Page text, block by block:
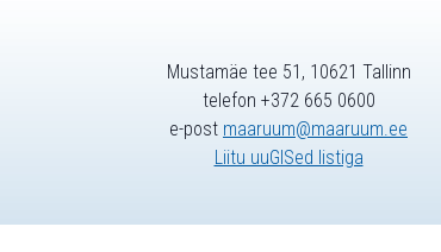
Mustamäe tee 51, 10621 Tallinn
telefon +372 665 0600
e-post maaruum@maaruum.ee
Liitu uuGISed listiga